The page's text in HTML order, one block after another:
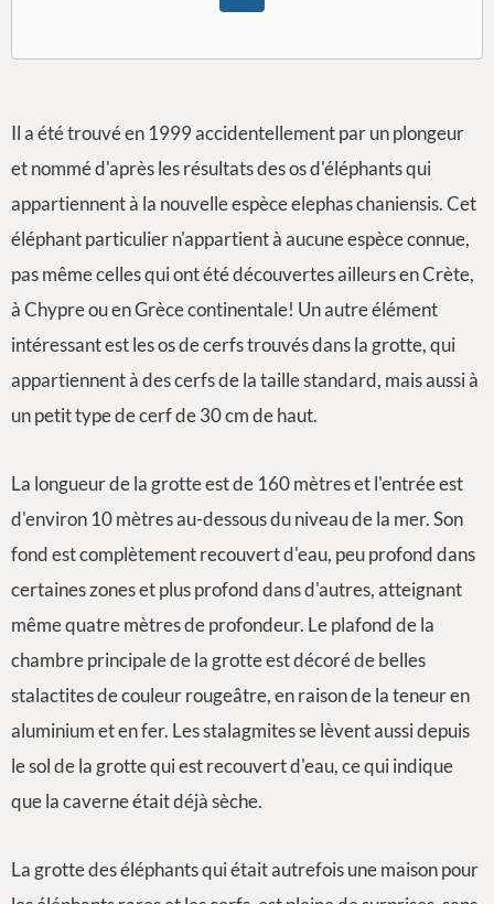
Il a été trouvé en 1999 accidentellement par un plongeur
et nommé d'après les résultats des os d'éléphants qui
appartiennent à la nouvelle espèce elephas chaniensis. Cet
éléphant particulier n'appartient à aucune espèce connue,
pas même celles qui ont été découvertes ailleurs en Crète,
à Chypre ou en Grèce continentale! Un autre élément
intéressant est les os de cerfs trouvés dans la grotte, qui
appartiennent à des cerfs de la taille standard, mais aussi à
un petit type de cerf de 30 cm de haut.
La longueur de la grotte est de 160 mètres et l'entrée est
d'environ 10 mètres au-dessous du niveau de la mer. Son
fond est complètement recouvert d'eau, peu profond dans
certaines zones et plus profond dans d'autres, atteignant
même quatre mètres de profondeur. Le plafond de la
chambre principale de la grotte est décoré de belles
stalactites de couleur rougeâtre, en raison de la teneur en
aluminium et en fer. Les stalagmites se lèvent aussi depuis
le sol de la grotte qui est recouvert d'eau, ce qui indique
que la caverne était déjà sèche.
La grotte des éléphants qui était autrefois une maison pour